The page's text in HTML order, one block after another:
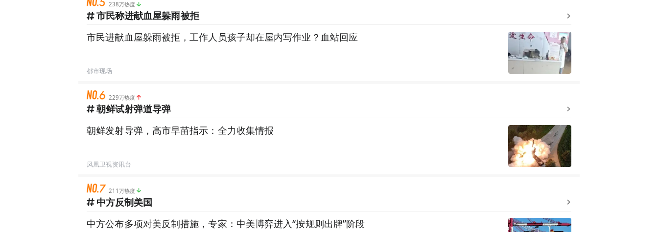
238万热度
市民称进献血屋躲雨被拒
市民进献血屋躲雨被拒，工作人员孩子却在屋内写作业？血站回应
都市现场
229万热度
朝鲜试射弹道导弹
朝鲜发射导弹，高市早苗指示：全力收集情报
凤凰卫视资讯台
211万热度
中方反制美国
中方公布多项对美反制措施，专家：中美博弈进入“按规则出牌”阶段